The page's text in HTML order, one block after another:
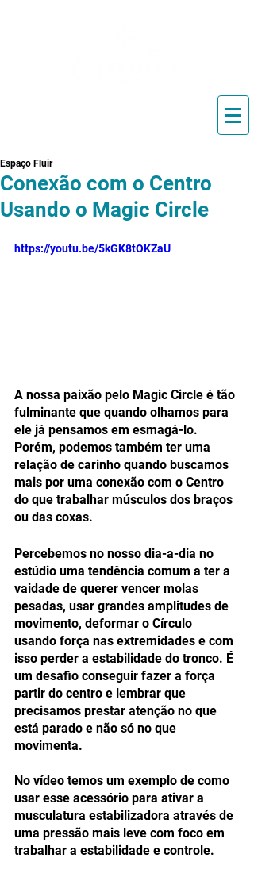
Conexão com o Centro
Usando o Magic Circle
Espaço Fluir
https://youtu.be/5kGK8tOKZaU
A nossa paixão pelo Magic Circle é tão
fulminante que quando olhamos para
ele já pensamos em esmagá-lo.
Porém, podemos também ter uma
relação de carinho quando buscamos
mais por uma conexão com o Centro
do que trabalhar músculos dos braços
ou das coxas.
Percebemos no nosso dia-a-dia no
estúdio uma tendência comum a ter a
vaidade de querer vencer molas
pesadas, usar grandes amplitudes de
movimento, deformar o Círculo
usando força nas extremidades e com
isso perder a estabilidade do tronco. É
um desafio conseguir fazer a força
partir do centro e lembrar que
precisamos prestar atenção no que
está parado e não só no que
movimenta.
No vídeo temos um exemplo de como
usar esse acessório para ativar a
musculatura estabilizadora através de
uma pressão mais leve com foco em
trabalhar a estabilidade e controle.